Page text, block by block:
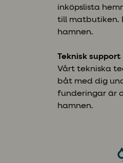
inköpslista
till matbutiken.
hamnen.
Teknisk support
Vårt tekniska
båt med dig
funderingar är
hamnen.